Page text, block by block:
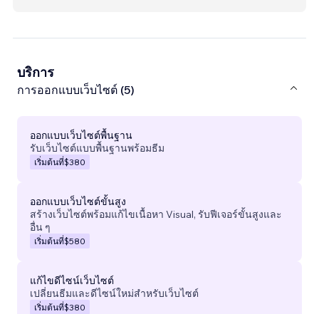
บริการ
การออกแบบเว็บไซต์ (5)
ออกแบบเว็บไซต์พื้นฐาน
รับเว็บไซต์แบบพื้นฐานพร้อมธีม
เริ่มต้นที่$380
ออกแบบเว็บไซต์ขั้นสูง
สร้างเว็บไซต์พร้อมแก้ไขเนื้อหา Visual, รับฟีเจอร์ขั้นสูงและ
อื่น ๆ
เริ่มต้นที่$580
แก้ไขดีไซน์เว็บไซต์
เปลี่ยนธีมและดีไซน์ใหม่สำหรับเว็บไซต์
เริ่มต้นที่$380